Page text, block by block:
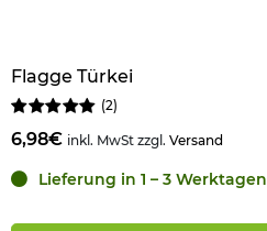
Flagge Türkei
(2)
6,98€ inkl. MwSt zzgl. Versand
Lieferung in 1 – 3 Werktagen